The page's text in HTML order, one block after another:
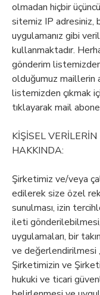
olmadan hiçbir
sitemiz IP adresiniz,
uygulamanız gibi
kullanmaktadır.
gönderim
olduğumuz maillerin
listemizden çıkmak
tıklayarak mail
KİŞİSEL
HAKKINDA:
Şirketimiz ve/veya
edilerek size özel
sunulması, izin
ileti
uygulamaları, bir
ve değerlendirilmesi
Şirketimizin ve
hukuki ve ticari